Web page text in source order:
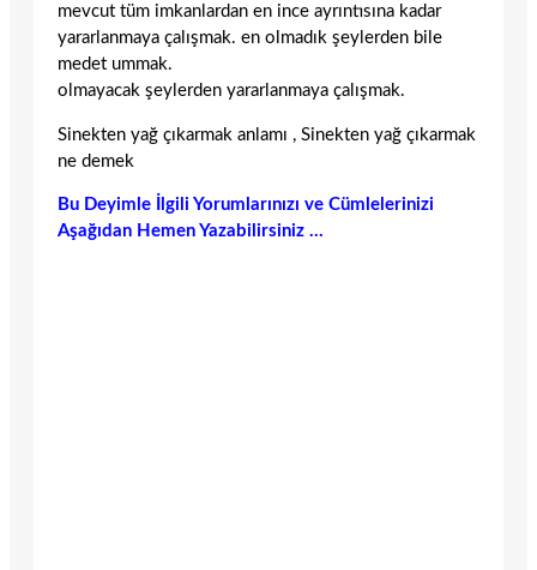
mevcut tüm imkanlardan en ince ayrıntısına kadar
yararlanmaya çalışmak. en olmadık şeylerden bile
medet ummak.
olmayacak şeylerden yararlanmaya çalışmak.
Sinekten yağ çıkarmak anlamı , Sinekten yağ çıkarmak
ne demek
Bu Deyimle İlgili Yorumlarınızı ve Cümlelerinizi
Aşağıdan Hemen Yazabilirsiniz …